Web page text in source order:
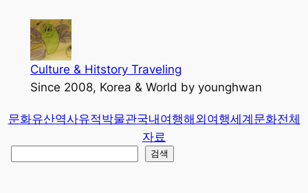
가
Culture & Hitstory Traveling
Since 2008, Korea & World by younghwan
문화유산역사유적박물관국내여행해외여행세계문화전체
자료
검색